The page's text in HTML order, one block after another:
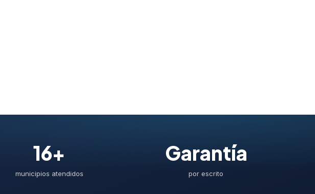
16+
municipios atendidos
Garantía
por escrito